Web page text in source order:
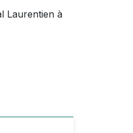
Laurentien à